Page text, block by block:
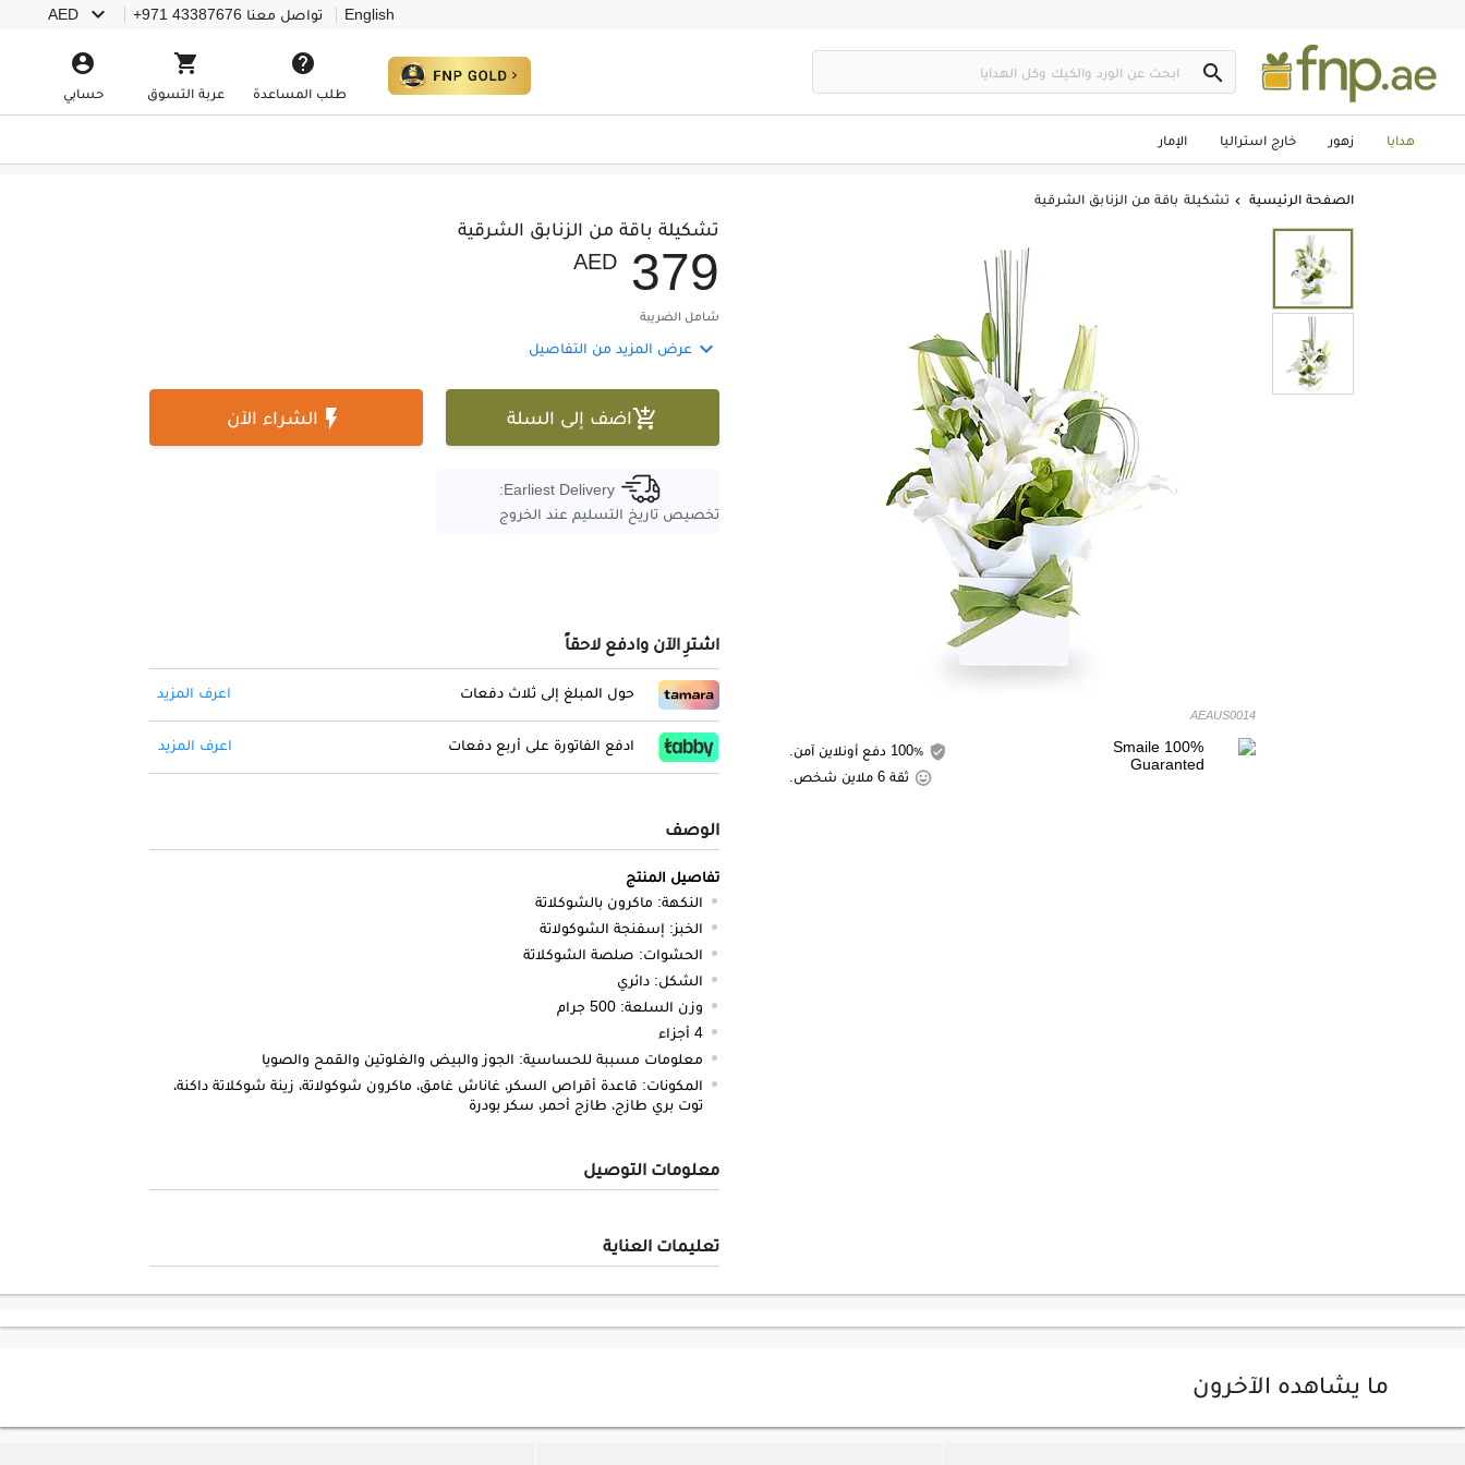
English تواصل معنا +971 43387676
AED 


طلب المساعدة

عربة التسوق

حسابي
هدايا زهور خارج استراليا الإمار
الصفحة الرئيسية  تشكيلة باقة من الزنابق الشرقية
AEAUS0014
ثقة 6 ملاين شخص.
تشكيلة باقة من الزنابق الشرقية
AED 379
شامل الضريبة
 عرض المزيد من التفاصيل
اضف إلى السلة  الشراء الآن
Earliest Delivery:
تخصيص تاريخ التسليم عند الخروج
اشترِ الآن وادفع لاحقاً
حول المبلغ إلى ثلاث دفعات اعرف المزيد
ادفع الفاتورة على أربع دفعات اعرف المزيد
الوصف
تفاصيل المنتج
النكهة: ماكرون بالشوكلاتة
الخبز: إسفنجة الشوكولاتة
الحشوات: صلصة الشوكلاتة
الشكل: دائري
وزن السلعة: 500 جرام
4 أجزاء
معلومات مسببة للحساسية: الجوز والبيض والغلوتين والقمح والصويا
المكونات: قاعدة أقراص السكر، غاناش غامق، ماكرون شوكولاتة، زينة شوكلاتة داكنة،
توت بري طازج، طازج أحمر، سكر بودرة
معلومات التوصيل
تعليمات العناية
ما يشاهده الآخرون